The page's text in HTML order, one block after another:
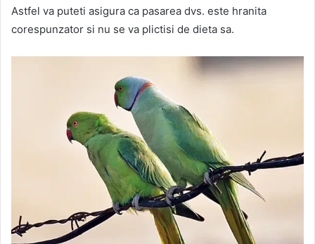
Astfel va puteti asigura ca pasarea dvs. este hranita
corespunzator si nu se va plictisi de dieta sa.